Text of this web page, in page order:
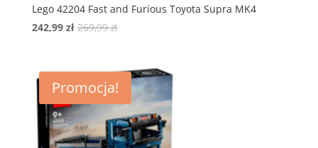
Lego 42204 Fast and Furious Toyota Supra MK4
269,99złPierwotna
269,99 zł.
242,99 zł
Aktualna
242,99 zł.
Promocja!